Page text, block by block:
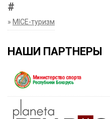
#
» MICE-туризм
НАШИ ПАРТНЕРЫ